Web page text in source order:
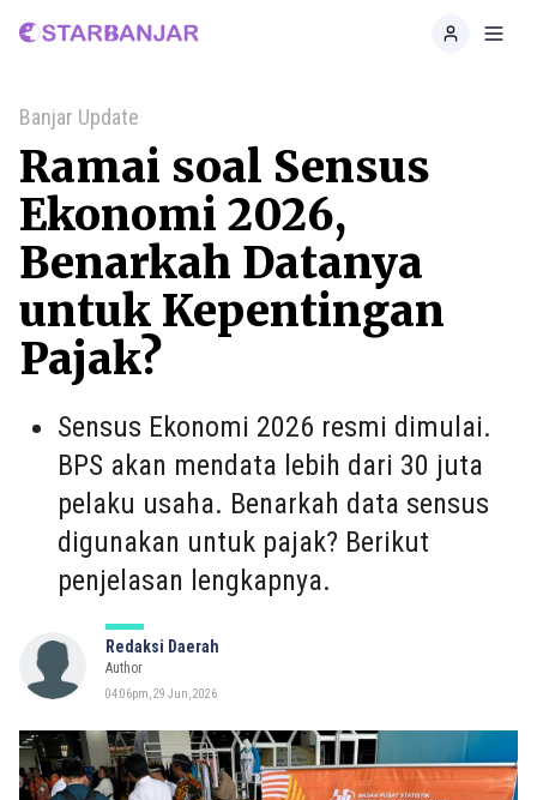
Home
Banjar Update
Ramai soal Sensus
Ekonomi 2026,
Benarkah Datanya
untuk Kepentingan
Pajak?
Sensus Ekonomi 2026 resmi dimulai.
BPS akan mendata lebih dari 30 juta
pelaku usaha. Benarkah data sensus
digunakan untuk pajak? Berikut
penjelasan lengkapnya.
Redaksi Daerah
Author
04:06pm, 29 Jun, 2026